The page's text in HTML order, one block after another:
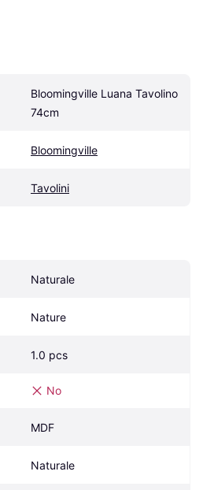
Bloomingville Luana Tavolino
74cm
Bloomingville
Tavolini
Naturale
Nature
1.0 pcs
No
MDF
Naturale